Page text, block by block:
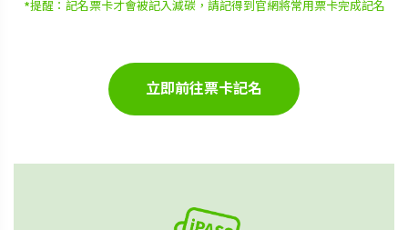
*提醒：記名票卡才會被記入減碳，請記得到官網將常用票卡完成記名